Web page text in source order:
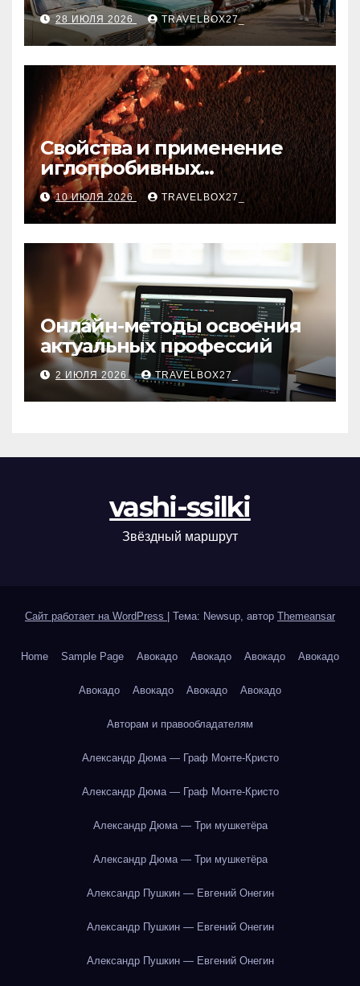
мероприятия
28 ИЮЛЯ 2026 TRAVELBOX27_
Свойства и применение
иглопробивных
базальтовых огнеупорных
матов
10 ИЮЛЯ 2026 TRAVELBOX27_
Онлайн-методы освоения
актуальных профессий
2 ИЮЛЯ 2026 TRAVELBOX27_
vashi-ssilki
Звёздный маршрут
Сайт работает на WordPress Тема: Newsup, автор Themeansar
Home Sample Page Авокадо Авокадо Авокадо Авокадо
Авокадо Авокадо Авокадо Авокадо
Авторам и правообладателям
Александр Дюма — Граф Монте-Кристо
Александр Дюма — Граф Монте-Кристо
Александр Дюма — Три мушкетёра
Александр Дюма — Три мушкетёра
Александр Пушкин — Евгений Онегин
Александр Пушкин — Евгений Онегин
Александр Пушкин — Евгений Онегин